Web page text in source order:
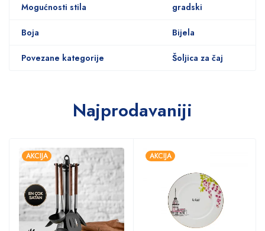
Mogućnosti stila gradski
Boja Bijela
Povezane kategorije Šoljica za čaj
Najprodavaniji
AKCIJA AKCIJA